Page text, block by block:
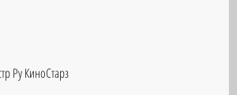
Ру КиноСтарз